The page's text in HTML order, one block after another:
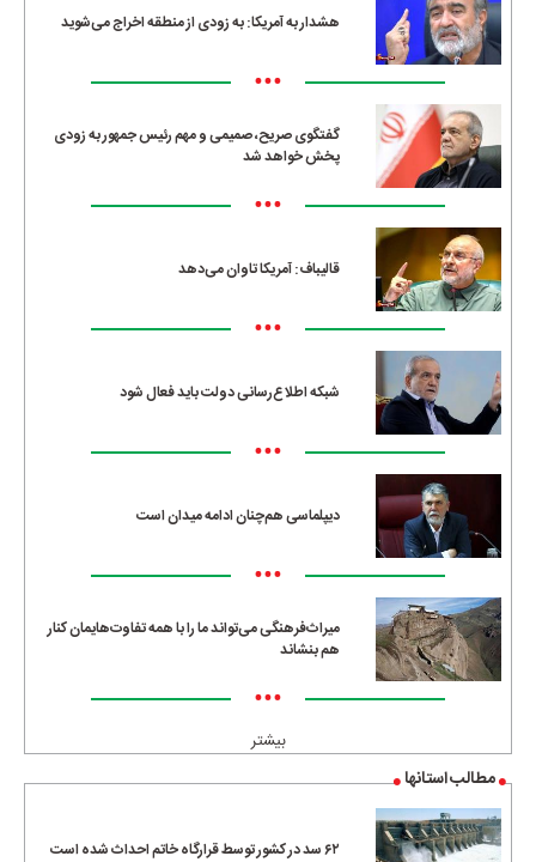
هشدار به آمریکا: به زودی از منطقه اخراج می‌شوید
•••
گفتگوی صریح، صمیمی و مهم رئیس جمهور به زودی
پخش خواهد شد
•••
قالیباف: آمریکا تاوان می‌دهد
•••
شبکه اطلاع‌رسانی دولت باید فعال شود
•••
دیپلماسی هم‌چنان ادامه میدان است
•••
میراث‌فرهنگی می‌تواند ما را با همه تفاوت‌هایمان کنار
هم بنشاند
•••
بیشتر
مطالب استانها
۶۲ سد در کشور توسط قرارگاه خاتم احداث شده است